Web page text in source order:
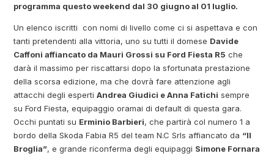
programma questo weekend dal 30 giugno al 01 luglio.
Un elenco iscritti con nomi di livello come ci si aspettava e con
tanti pretendenti alla vittoria, uno su tutti il domese Davide
Caffoni affiancato da Mauri Grossi su Ford Fiesta R5 che
darà il massimo per riscattarsi dopo la sfortunata prestazione
della scorsa edizione, ma che dovrà fare attenzione agli
attacchi degli espertiAndrea Giudici e Anna Fatichi sempre
su Ford Fiesta, equipaggio oramai di default di questa gara.
Occhi puntati su Erminio Barbieri, che partirà col numero 1 a
bordo della Skoda Fabia R5 del team N.C Srls affiancato da “Il
Broglia”, e grande riconferma degli equipaggi Simone Fornara